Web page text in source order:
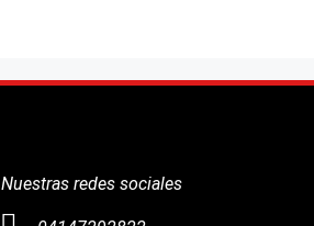
Nuestras redes sociales